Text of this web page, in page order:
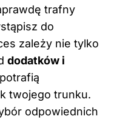
trafny
do
zależy nie tylko
dodatków i
twojego trunku.
odpowiednich